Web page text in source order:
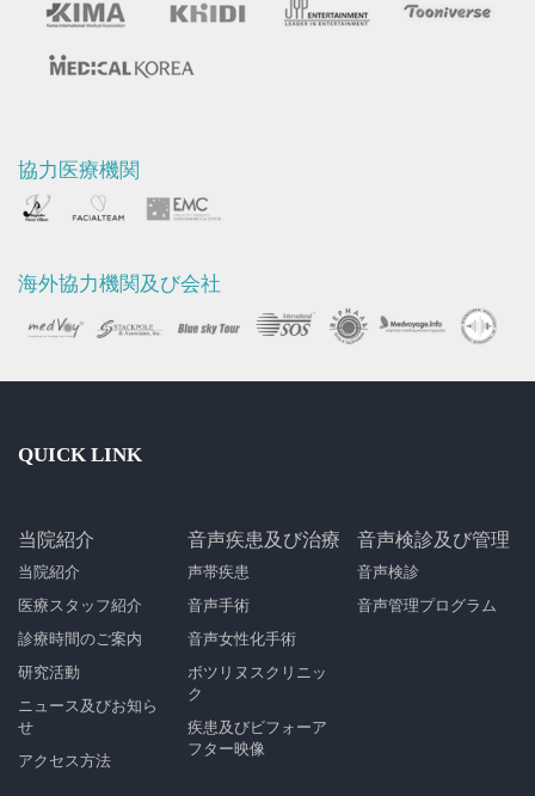
協力医療機関
海外協力機関及び会社
QUICK LINK
当院紹介
当院紹介
医療スタッフ紹介
診療時間のご案内
研究活動
ニュース及びお知ら
せ
アクセス方法
音声疾患及び治療
声帯疾患
音声手術
音声女性化手術
ボツリヌスクリニッ
ク
疾患及びビフォーア
フター映像
音声検診及び管理
音声検診
音声管理プログラム